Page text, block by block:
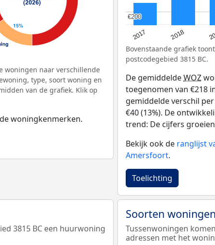
woningen naar verschillende
type, soort woning en
van de grafiek. Klik op
woningkenmerken.
2017 2018
€200
€200
Bovenstaande grafiek
postcodegebied 3815 BC.
De gemiddeldeWOZ
toegenomen van €218
gemiddelde verschil
€40 (13%). De
trend: De cijfers
Bekijk ook de ranglijst
Amersfoort.
Toelichting
3815 BC een huurwoning
Soorten woningen
Tussenwoningen
adressen met het